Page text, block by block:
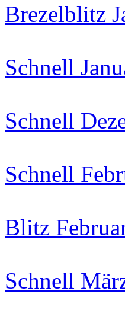
Brezelblitz
Schnell
Schnell
Schnell
Blitz
Schnell